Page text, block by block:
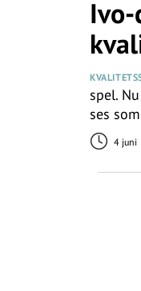
spel.
ses
4 juni